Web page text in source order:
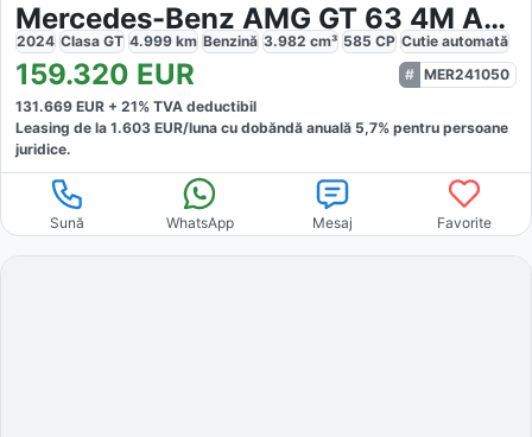
Mercedes-Benz AMG GT 63 4M AMG
2024 Clasa GT 4.999 km Benzină 3.982 cm³ 585 CP Cutie automată
159.320 EUR
MER241050
131.669 EUR + 21% TVA deductibil
Leasing de la 1.603 EUR/luna cu dobăndă anuală 5,7% pentru persoane
juridice.
Sună WhatsApp Mesaj Favorite